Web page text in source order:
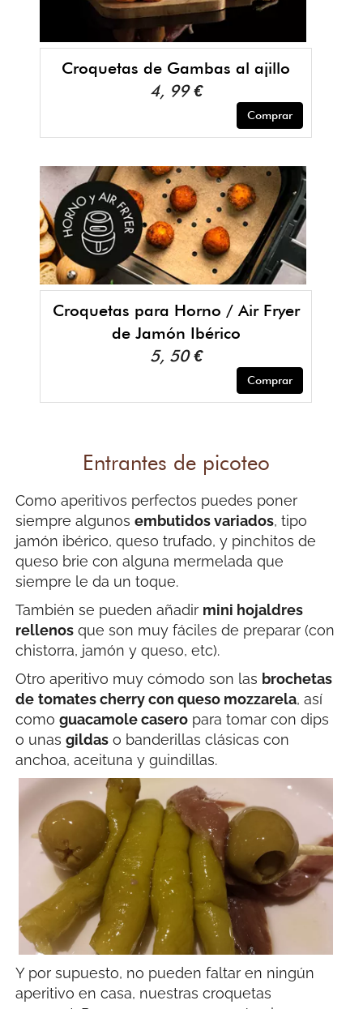
Croquetas de Gambas al ajillo
4, 99 €
Comprar
Croquetas para Horno / Air Fryer
de Jamón Ibérico
5, 50 €
Comprar
Entrantes de picoteo
Como aperitivos perfectos puedes poner
siempre algunosembutidos variados, tipo
jamón ibérico, queso trufado, y pinchitos de
queso brie con alguna mermelada que
siempre le da un toque.
También se pueden añadir mini hojaldres
rellenos que son muy fáciles de preparar (con
chistorra, jamón y queso, etc).
Otro aperitivo muy cómodo son las brochetas
de tomates cherry con queso mozzarela, así
comoguacamole casero para tomar con dips
o unasgildas o banderillas clásicas con
anchoa, aceituna y guindillas.
Y por supuesto, no pueden faltar en ningún
aperitivo en casa, nuestras croquetas